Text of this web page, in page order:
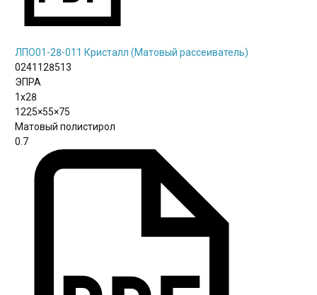
ЛПО01-28-011 Кристалл (Матовый рассеиватель)
0241128513
ЭПРА
1х28
1225×55×75
Матовый полистирол
0.7